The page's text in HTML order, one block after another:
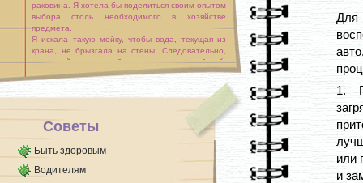
раковина. Я хотела бы поделиться своим опытом
выбора столь необходимого в хозяйстве
предмета.
Я искала такую мойку, чтобы вода, текущая из
крана, не брызгала на стены. Следовательно,
чаша мойки должна быть достаточно глубокой.
Я посчитала, что оптимальная глубина должна
Советы
Быть здоровым
Водителям
Для
1.
или
и